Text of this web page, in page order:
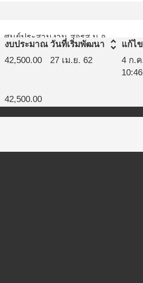
ศูนย์ประสานงาน สจรส ม.อ.
งบประมาณ วันที่เริ่มพัฒนา unfold_more แก้ไ
42,500.00 27 เม.ย. 62
4 ก.
42,500.00